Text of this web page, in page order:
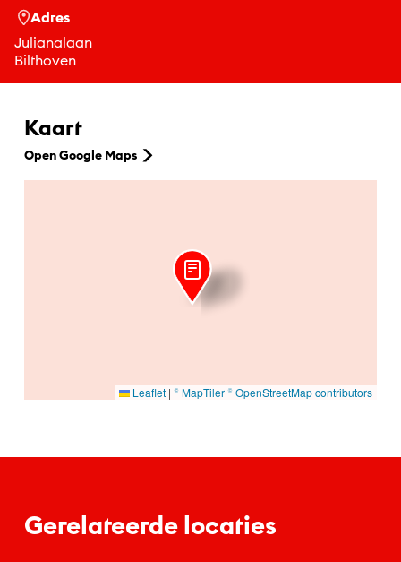
Adres
Julianalaan
Bilthoven
Kaart
Open Google Maps
Leaflet | © MapTiler© OpenStreetMap contributors
Gerelateerde locaties